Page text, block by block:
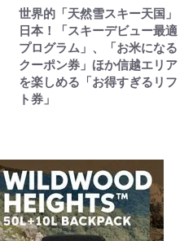
世界的「天然雪スキー天国」
日本！「スキーデビュー最適
プログラム」、「お米になる
クーポン券」ほか信越エリア
を楽しめる「お得すぎるリフ
ト券」